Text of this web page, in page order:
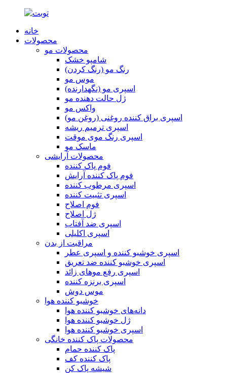
خانه
محصولات
محصولات مو
شامپو خشک
رنگ مو (رنگ کردن)
موس مو
اسپری مو (نگهدارنده)
ژل حالت دهنده مو
واکس مو
اسپری براق کننده روغنی (روغن مو)
اسپری ترمیم ریشه
اسپری رنگ موی موقت
ماسک مو
محصولات آرایشی
فوم پاک کننده
فوم پاک کننده آرایش
اسپری مرطوب کننده
اسپری تثبیت کننده
فوم اصلاح
ژل اصلاح
اسپری ضد آفتاب
اسپری اکلیلی
مراقبت از بدن
اسپری خوشبو کننده و اسپری عطر
اسپری خوشبو کننده ضد تعریق
اسپری رفع موهای زائد
اسپری برنزه کننده
موس دوش
خوشبو کننده هوا
دانه‌های خوشبو کننده هوا
ژل خوشبو کننده هوا
اسپری خوشبو کننده هوا
محصولات پاک کننده خانگی
پاک کننده حمام
پاک کننده کف
شیشه پاک کن